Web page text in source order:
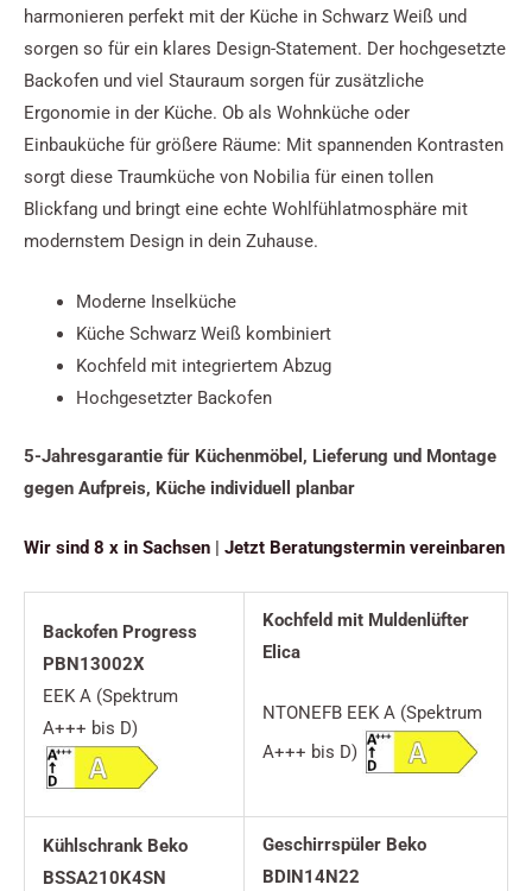
harmonieren perfekt mit der Küche in Schwarz Weiß und
sorgen so für ein klares Design-Statement. Der hochgesetzte
Backofen und viel Stauraum sorgen für zusätzliche
Ergonomie in der Küche. Ob als Wohnküche oder
Einbauküche für größere Räume: Mit spannenden Kontrasten
sorgt diese Traumküche von Nobilia für einen tollen
Blickfang und bringt eine echte Wohlfühlatmosphäre mit
modernstem Design in dein Zuhause.
Moderne Inselküche
Küche Schwarz Weiß kombiniert
Kochfeld mit integriertem Abzug
Hochgesetzter Backofen
5-Jahresgarantie für Küchenmöbel, Lieferung und Montage
gegen Aufpreis, Küche individuell planbar
Wir sind 8 x in Sachsen | Jetzt Beratungstermin vereinbaren
Backofen Progress
PBN13002X
EEK A (Spektrum
A+++ bis D)
Kochfeld mit Muldenlüfter
Elica
NTONEFB EEK A (Spektrum
A+++ bis D)
Kühlschrank Beko
BSSA210K4SN
Geschirrspüler Beko
BDIN14N22